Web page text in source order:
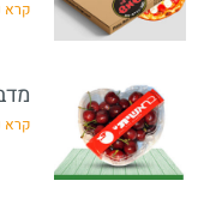
קרא
קרא